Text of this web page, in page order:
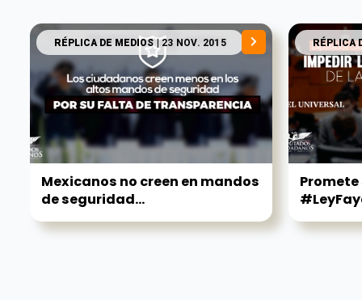
RÉPLICA DE MEDIOS| 23 NOV. 2015
Mexicanos no creen en mandos
de seguridad...
RÉPLICA